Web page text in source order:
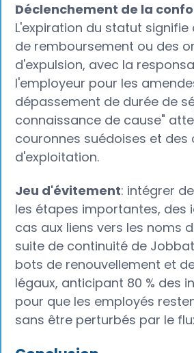
Déclenchement de la
L'expiration du statut
de remboursement ou des
d'expulsion, avec la
l'employeur pour les
dépassement de durée de
connaissance de cause"
couronnes suédoises et des
d'exploitation.
Jeu d'évitement: intégrer
les étapes importantes, des
cas aux liens vers les noms
suite de continuité de
bots de renouvellement et
légaux, anticipant 80 % des
pour que les employés
sans être perturbés par le